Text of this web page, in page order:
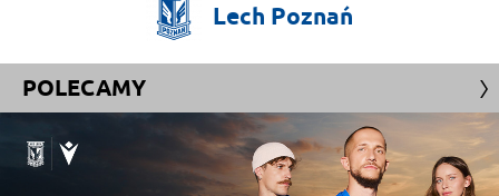
Lech Poznań
POLECAMY